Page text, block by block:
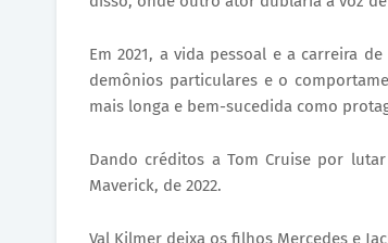
Em 2021, a vida pessoal e a carreira
demônios particulares e o
mais longa e bem-sucedida como
Dando créditos a Tom Cruise por
Maverick, de 2022.
Val Kilmer deixa os filhos Mercedes e